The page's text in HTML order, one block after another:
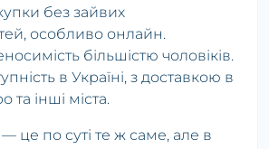
без зайвих
особливо онлайн.
більшістю чоловіків.
в Україні, з доставкою в
та інші міста.
— це по суті те ж саме, але в